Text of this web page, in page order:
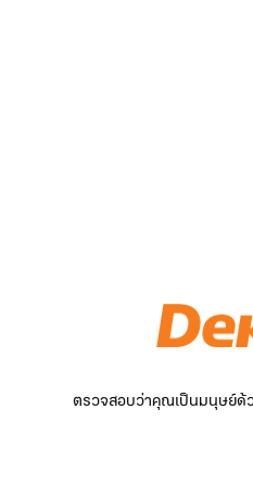
ตรวจสอบว่าคุณเป็นมนุษย์ด้